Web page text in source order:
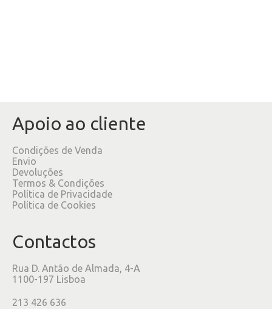
Apoio ao cliente
Condições de Venda
Envio
Devoluções
Termos & Condições
Política de Privacidade
Política de Cookies
Contactos
Rua D. Antão de Almada, 4-A
1100-197 Lisboa
213 426 636